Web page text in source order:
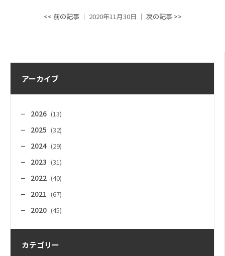
アーカイブ
2026 (13)
2025 (32)
2024 (29)
2023 (31)
2022 (40)
2021 (67)
2020 (45)
カテゴリー
<< 前の記事│ 2020年11月30日 │ 次の記事 >>